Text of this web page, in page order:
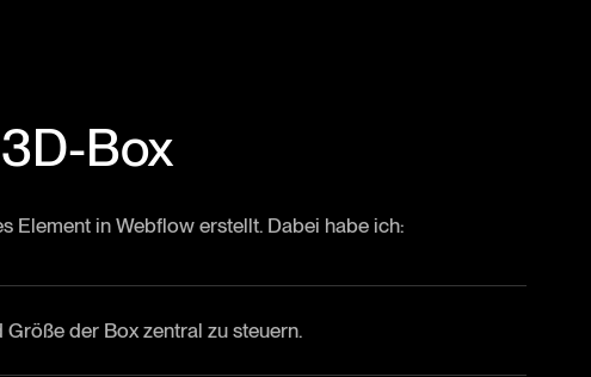
Box
Element in Webflow erstellt. Dabei habe ich:
der Box zentral zu steuern.